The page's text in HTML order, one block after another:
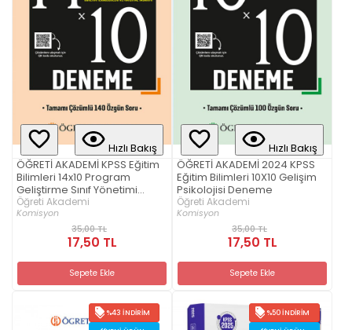
Hızlı Bakış
ÖĞRETİ AKADEMİ KPSS Eğitim
Bilimleri 14x10 Program
Geliştirme Sınıf Yönetimi
Öğretim Teknolojileri v
Öğreti Akademi
Komisyon
35,00 TL
17,50 TL
Sepete Ekle
Hızlı Bakış
ÖĞRETİ AKADEMİ 2024 KPSS
Eğitim Bilimleri 10X10 Gelişim
Psikolojisi Deneme
Öğreti Akademi
Komisyon
35,00 TL
17,50 TL
Sepete Ekle
%43 İNDIRIM
%50 İNDIRIM